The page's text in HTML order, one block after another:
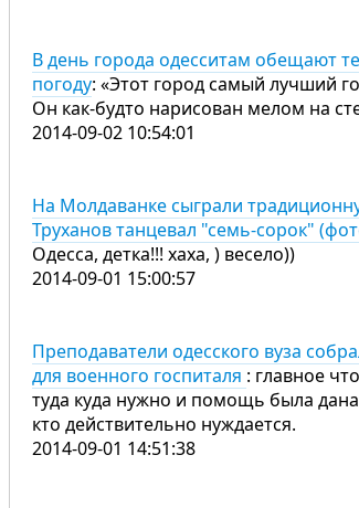
В день города одесситам обещают
погоду: «Этот город самый лучший
Он как-будто нарисован мелом на
2014-09-02 10:54:01
На Молдаванке сыграли
Труханов танцевал "семь-сорок"
Одесса, детка!!! хаха, ) весело))
2014-09-01 15:00:57
Преподаватели одесского вуза
для военного госпиталя : главное
туда куда нужно и помощь была
кто действительно нуждается.
2014-09-01 14:51:38